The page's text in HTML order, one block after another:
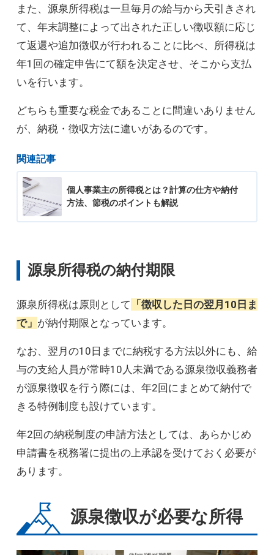
また、源泉所得税は一旦毎月の給与から天引きされ
て、年末調整によって出された正しい徴収額に応じ
て返還や追加徴収が行われることに比べ、所得税は
年1回の確定申告にて額を決定させ、そこから支払
いを行います。
どちらも重要な税金であることに間違いありません
が、納税・徴収方法に違いがあるのです。
関連記事
個人事業主の所得税とは？計算の仕方や納付
方法、節税のポイントも解説
源泉所得税の納付期限
源泉所得税は原則として 「徴収した日の翌月10日ま
で」 が納付期限となっています。
なお、翌月の10日までに納税する方法以外にも、給
与の支給人員が常時10人未満である源泉徴収義務者
が源泉徴収を行う際には、年2回にまとめて納付で
きる特例制度も設けています。
年2回の納税制度の申請方法としては、あらかじめ
申請書を税務署に提出の上承認を受けておく必要が
あります。
源泉徴収が必要な所得